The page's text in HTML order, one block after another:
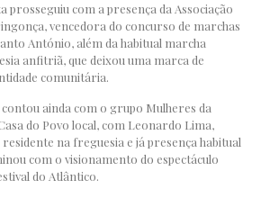
prosseguiu com a presença da Associação
vencedora do concurso de marchas
António, além da habitual marcha
anfitriã, que deixou uma marca de
comunitária.
contou ainda com o grupo Mulheres da
do Povo local, com Leonardo Lima,
na freguesia e já presença habitual
com o visionamento do espectáculo
do Atlântico.